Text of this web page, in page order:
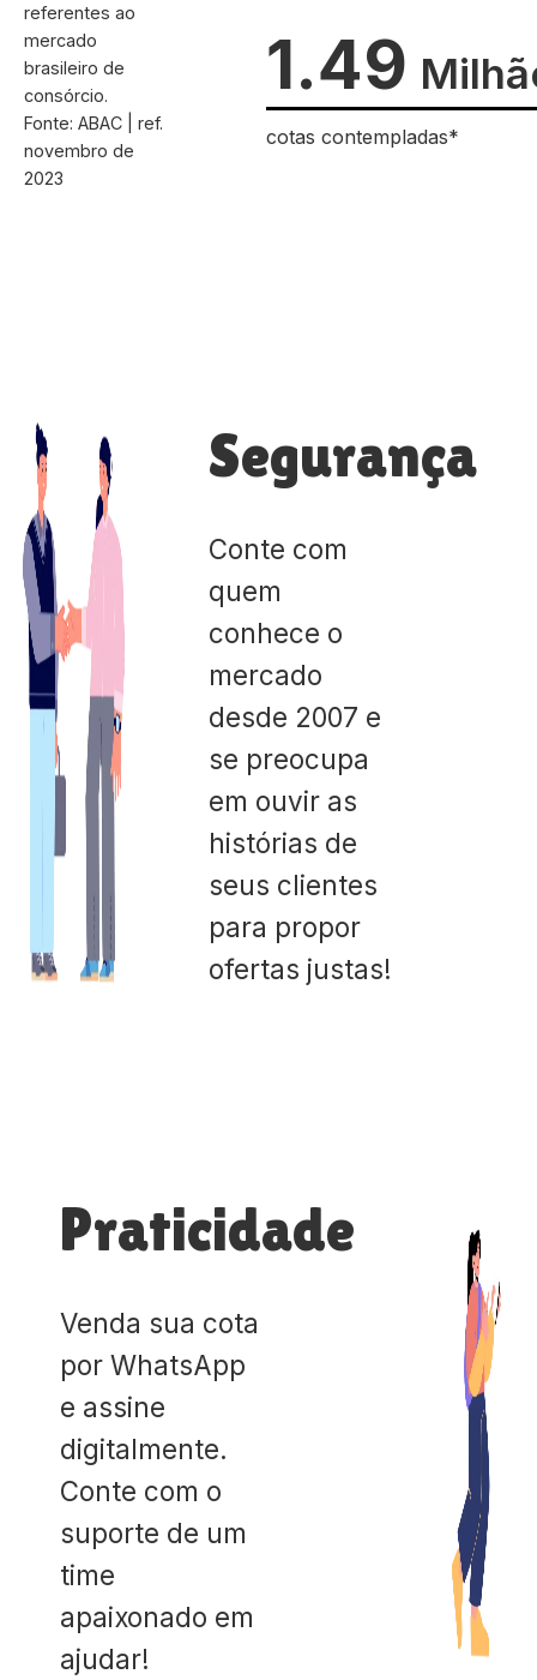
referentes ao
mercado
brasileiro de
consórcio.
Fonte: ABAC | ref.
novembro de
2023
1.49
cotas contempladas*
Segurança
Conte com
quem
conhece o
mercado
desde 2007 e
se preocupa
em ouvir as
histórias de
seus clientes
para propor
ofertas justas!
Praticidade
Venda sua cota
por WhatsApp
e assine
digitalmente.
Conte com o
suporte de um
time
apaixonado em
ajudar!